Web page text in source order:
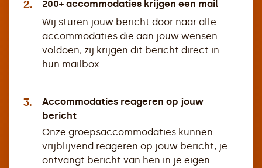
2.
200+ accommodaties krijgen een mail
Wij sturen jouw bericht door naar alle
accommodaties die aan jouw wensen
voldoen, zij krijgen dit bericht direct in
hun mailbox.
3.
Accommodaties reageren op jouw
bericht
Onze groepsaccommodaties kunnen
vrijblijvend reageren op jouw bericht, je
ontvangt bericht van hen in je eigen